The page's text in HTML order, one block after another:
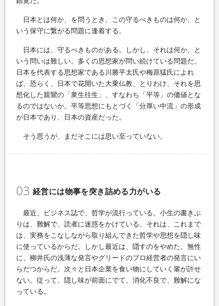
日本とは何か、を問うとき、この守るべきものは何か、と
いう保守に繋がる問題に逢着する。
日本には、守るべきものがある。しかし、それは何か、と
いう問いは難しい。多くの思想家が問い続けている問題だ。
日本を代表する思想家である川勝平太氏や梅原猛氏によれ
ば、恐らく、日本で花開いた大乗仏教、とりわけ、それを思
想化した親鸞の「衆生往生」、すなわち「平等」の価値とな
るのではないか。平等思想にもとづく「分厚い中流」の形成
が日本であり、日本の資産だった。
そう思うが、まだそこには思い至っていない。
03 経営には物事を突き詰める力がいる
最近、ビジネス誌で、哲学が流行っている。小生の書きぶ
りは、難解で、読者に迷惑をかけている。それは、これまで
は、実務をこなしながら取り組んできた哲学や思想を隠し味
に使っているからだ。しかし最近は、隠すのをやめた。無性
に、柳井氏の浅薄な発言やグリードのプロ経営者の発言にい
らだつからだ。次々と日本企業を食い物にしていく輩が許せ
ない。従って、隠し味が前面にでて、消化不良で、難解にな
っている。